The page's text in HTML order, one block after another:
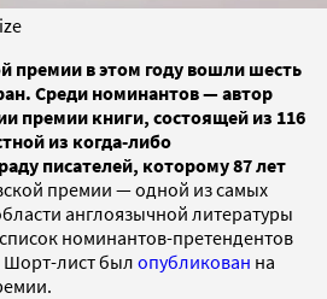
премии в этом году вошли шесть
Среди номинантов — автор
премии книги, состоящей из 116
из когда-либо
писателей, которому 87 лет
премии — одной из самых
англоязычной литературы
номинантов-претендентов
Шорт-лист был опубликован на